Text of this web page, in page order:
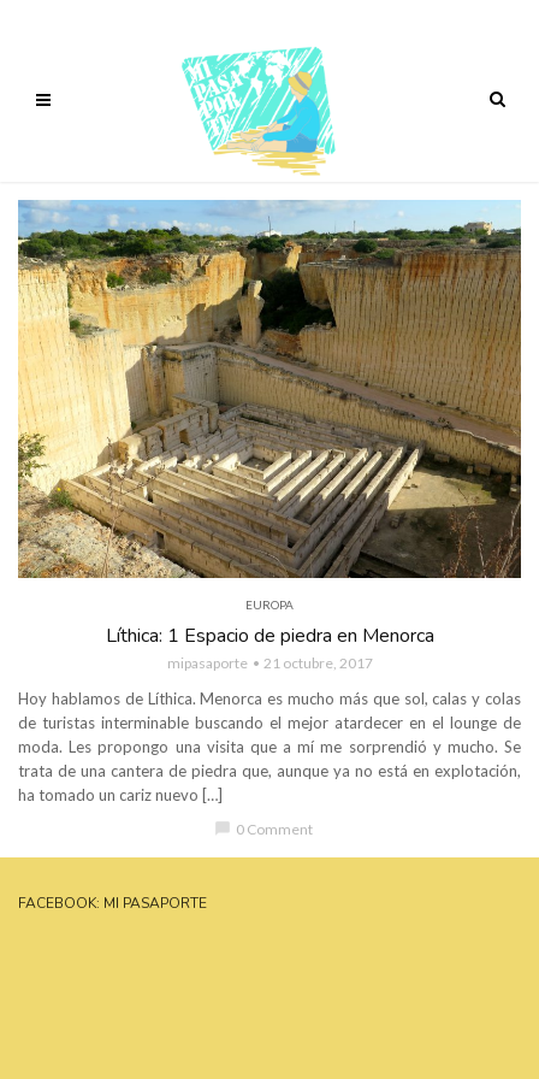
EUROPA
Líthica: 1 Espacio de piedra en Menorca
mipasaporte 21 octubre, 2017
Hoy hablamos de Líthica. Menorca es mucho más que sol, calas y colas
de turistas interminable buscando el mejor atardecer en el lounge de
moda. Les propongo una visita que a mí me sorprendió y mucho. Se
trata de una cantera de piedra que, aunque ya no está en explotación,
ha tomado un cariz nuevo […]
0 Comment
FACEBOOK: MI PASAPORTE